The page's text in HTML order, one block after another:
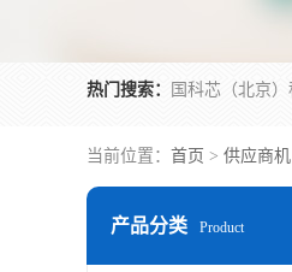
热门搜索：
当前位置： 首页 > 供应商机
产品分类 Product